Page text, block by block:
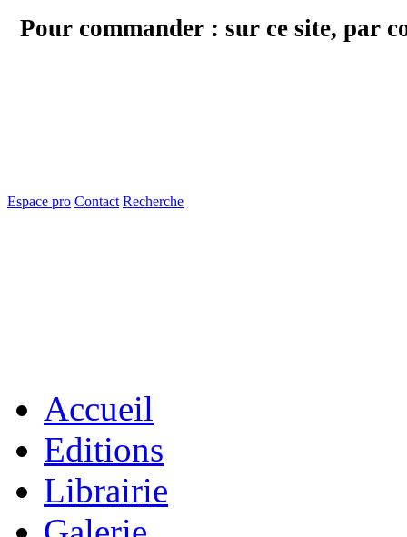
Pour commander : sur ce site, par
Espace pro Contact Recherche
Accueil
Editions
Librairie